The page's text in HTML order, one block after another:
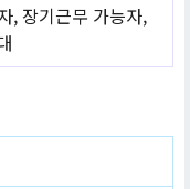
, 장기근무 가능자,